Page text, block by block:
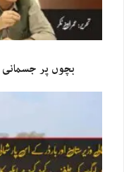
بچوں پر جسمانی